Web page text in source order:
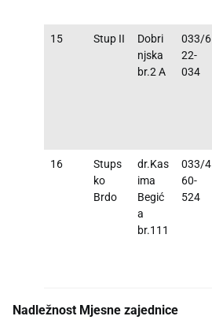
15 Stup II
Dobri
njska
br.2 A
033/6
22-
034
16
Stups
ko
Brdo
dr.Kas
ima
Begić
a
br.111
033/4
60-
524
Nadležnost Mjesne zajednice